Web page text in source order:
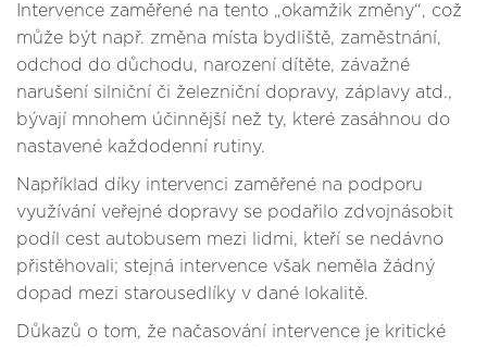
Intervence zaměřené na tento „okamžik změny“, což
může být např. změna místa bydliště, zaměstnání,
odchod do důchodu, narození dítěte, závažné
narušení silniční či železniční dopravy, záplavy atd.,
bývají mnohem účinnější než ty, které zasáhnou do
nastavené každodenní rutiny.
Například díky intervenci zaměřené na podporu
využívání veřejné dopravy se podařilo zdvojnásobit
podíl cest autobusem mezi lidmi, kteří se nedávno
přistěhovali; stejná intervence však neměla žádný
dopad mezi starousedlíky v dané lokalitě.
Důkazů o tom, že načasování intervence je kritické